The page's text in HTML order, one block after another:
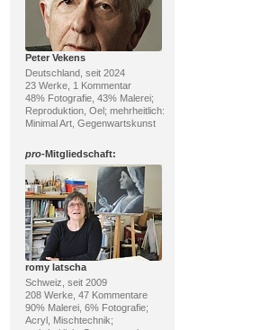
Peter Vekens
Deutschland, seit 2024
23 Werke, 1 Kommentar
48% Fotografie, 43% Malerei;
Reproduktion, Oel; mehrheitlich:
Minimal Art, Gegenwartskunst
pro-Mitgliedschaft:
romy latscha
Schweiz, seit 2009
208 Werke, 47 Kommentare
90% Malerei, 6% Fotografie;
Acryl, Mischtechnik;